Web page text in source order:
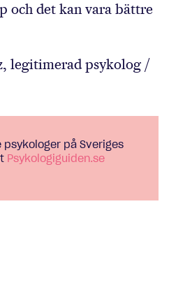
och det kan vara bättre
legitimerad psykolog /
på Sveriges
Psykologiguiden.se